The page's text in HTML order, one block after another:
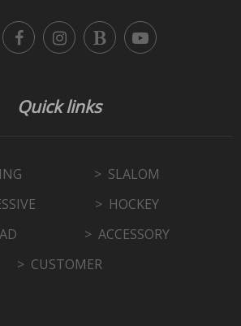
Quick links
SLALOM
HOCKEY
ACCESSORY
CUSTOMER